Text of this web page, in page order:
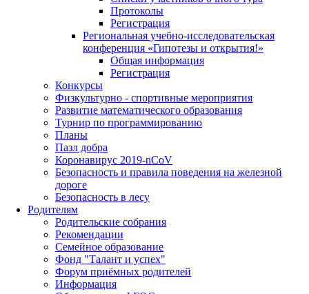
Протоколы
Регистрация
Региональная учебно-исследовательская
конференция «Гипотезы и открытия!»
Общая информация
Регистрация
Конкурсы
Физкультурно - спортивные мероприятия
Развитие математического образования
Турнир по программированию
Планы
Пазл добра
Коронавирус 2019-nCoV
Безопасность и правила поведения на железной
дороге
Безопасность в лесу
Родителям
Родительские собрания
Рекомендации
Семейное образование
Фонд "Талант и успех"
Форум приёмных родителей
Информация